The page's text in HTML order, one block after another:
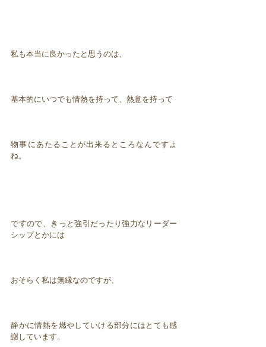
私も本当に良かったと思うのは、
基本的にいつでも情熱を持って、熱意を持って
物事にあたることが出来るところなんですよ
ね。
ですので、きっと強引だったり強力なリーダー
シップとかには
おそらく私は無縁なのですが、
静かに情熱を燃やしていける部分にはとても感
謝しています。